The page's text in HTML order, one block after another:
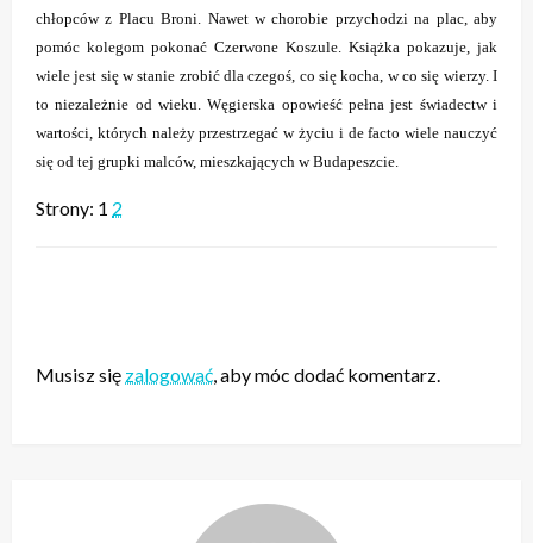
chłopców z Placu Broni. Nawet w chorobie przychodzi na plac, aby
pomóc kolegom pokonać Czerwone Koszule. Książka pokazuje, jak
wiele jest się w stanie zrobić dla czegoś, co się kocha, w co się wierzy. I
to niezależnie od wieku. Węgierska opowieść pełna jest świadectw i
wartości, których należy przestrzegać w życiu i de facto wiele nauczyć
się od tej grupki malców, mieszkających w Budapeszcie.
Strony: 1 2
Musisz się zalogować, aby móc dodać komentarz.